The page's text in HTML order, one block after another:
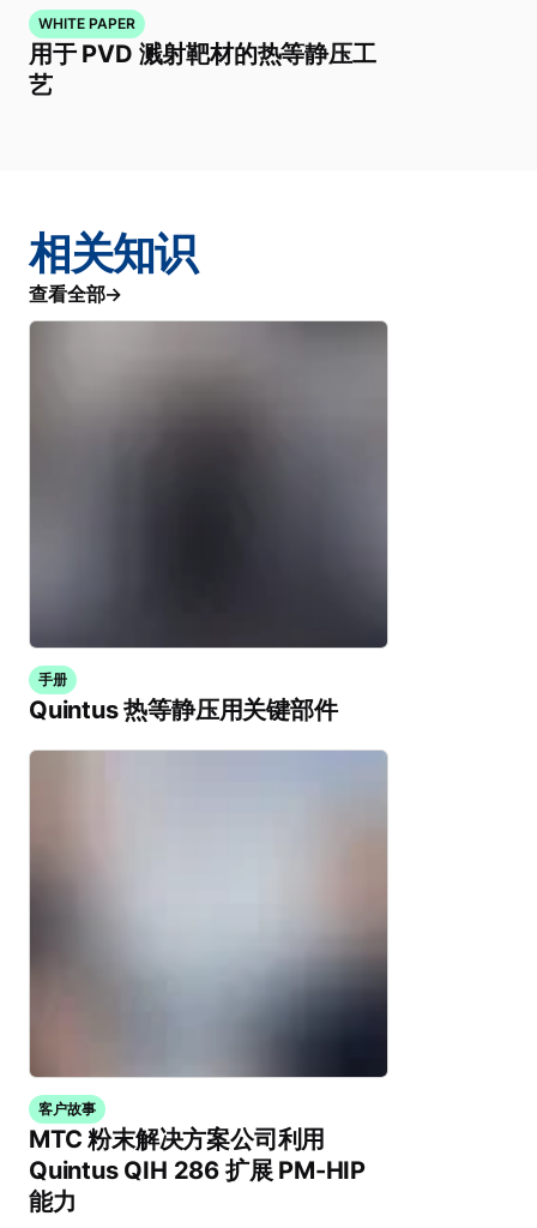
WHITE PAPER
用于 PVD 溅射靶材的热等静压工
艺
相关知识
查看全部
手册
Quintus 热等静压用关键部件
客户故事
MTC 粉末解决方案公司利用
Quintus QIH 286 扩展 PM-HIP
能力